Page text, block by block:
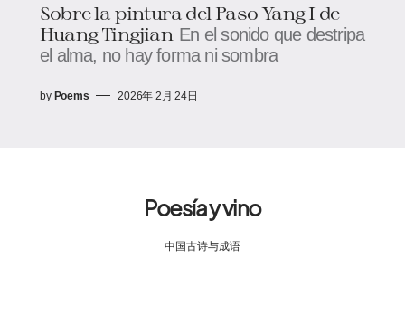
Sobre la pintura del Paso Yang I de
Huang Tingjian En el sonido que destripa
el alma, no hay forma ni sombra
by Poems 2026年 2月 24日
Poesía y vino
中国古诗与成语